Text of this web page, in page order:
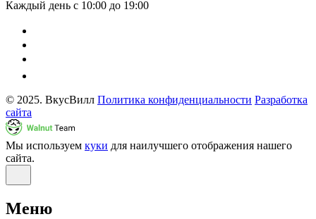
Каждый день с 10:00 до 19:00
© 2025. ВкусВилл Политика конфиденциальности Разработка
сайта
Мы используем куки для наилучшего отображения нашего
сайта.
Меню